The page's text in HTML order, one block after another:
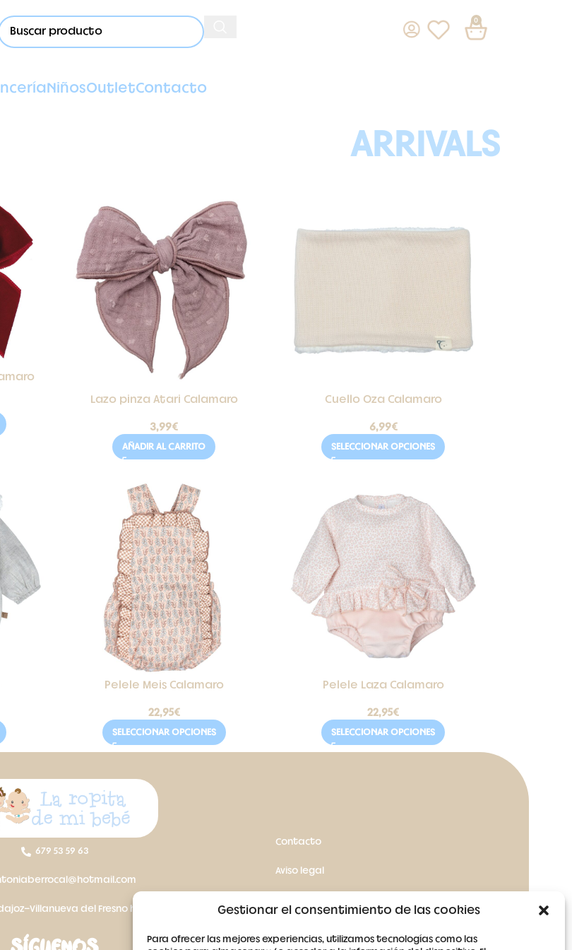
Gestionar el consentimiento de las cookies
Para ofrecer las mejores experiencias, utilizamos tecnologías como las
0
NiñosOutletContacto
ARRIVALS
Lazo pinza Atari Calamaro
3,99€
AÑADIR AL CARRITO
Cuello Oza Calamaro
6,99€
SELECCIONAR OPCIONES
Pelele Meis Calamaro
22,95€
SELECCIONAR OPCIONES
Pelele Laza Calamaro
22,95€
SELECCIONAR OPCIONES
679 53 59 63
Villanueva del Fresno km 24,5
Contacto
Aviso legal